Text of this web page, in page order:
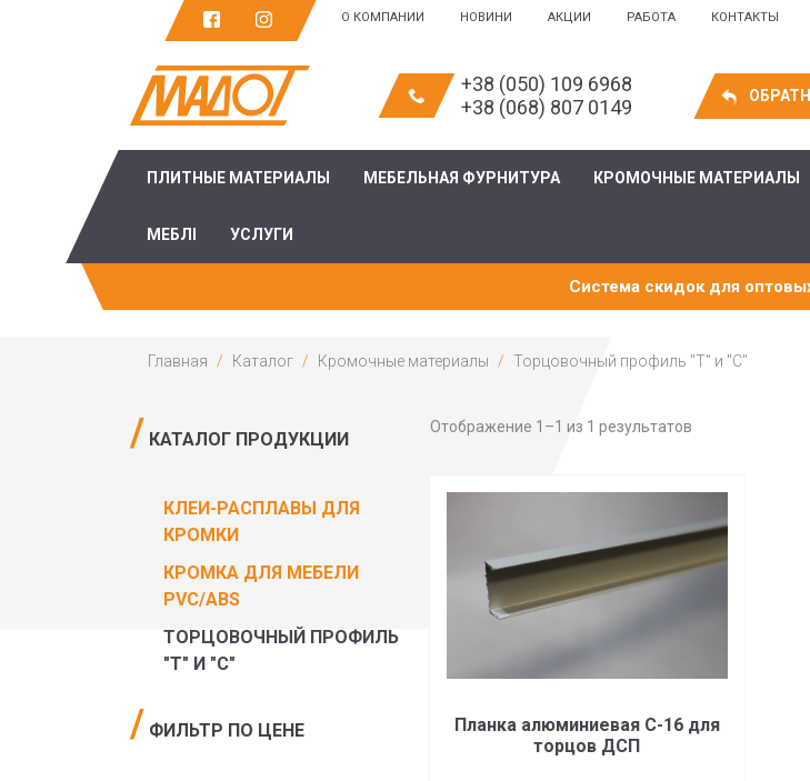
О КОМПАНИИ НОВИНИ АКЦИИ РАБОТА КОНТАКТЫ
+38 (050) 109 6968
+38 (068) 807 0149
ПЛИТНЫЕ МАТЕРИАЛЫ МЕБЕЛЬНАЯ ФУРНИТУРА КРОМОЧНЫЕ МАТЕРИАЛЫ
МЕБЛІ УСЛУГИ
Система скидок для
Главная Каталог Кромочные материалы Торцовочный профиль "Т" и "C"
КАТАЛОГ ПРОДУКЦИИ
КЛЕИ-РАСПЛАВЫ ДЛЯ
КРОМКИ
КРОМКА ДЛЯ МЕБЕЛИ
PVC/ABS
ТОРЦОВОЧНЫЙ ПРОФИЛЬ
"Т" И "C"
ФИЛЬТР ПО ЦЕНЕ
Отображение 1–1 из 1 результатов
Планка алюминиевая C-16 для
торцов ДСП